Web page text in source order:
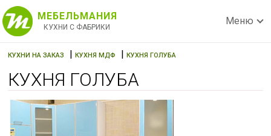
МЕБЕЛЬМАНИЯ
КУХНИ С ФАБРИКИ
Меню
КУХНИ НА ЗАКАЗ |КУХНЯ МДФ |КУХНЯ ГОЛУБА
КУХНЯ ГОЛУБА